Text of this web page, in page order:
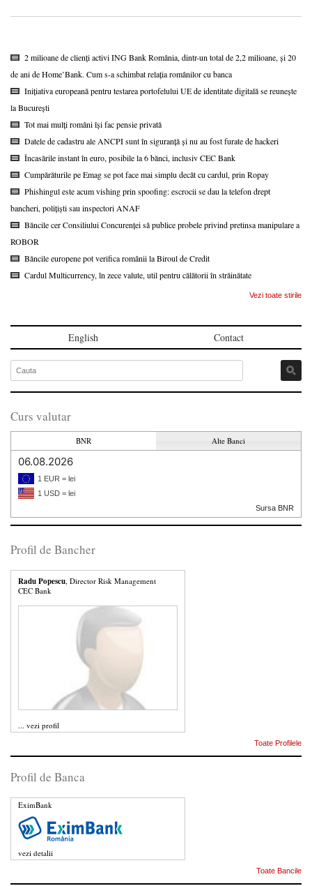
2 milioane de clienți activi ING Bank România, dintr-un total de 2,2 milioane, și 20
de ani de Home’Bank. Cum s-a schimbat relația românilor cu banca
Inițiativa europeană pentru testarea portofelului UE de identitate digitală se reunește
la București
Tot mai mulți români își fac pensie privată
Datele de cadastru ale ANCPI sunt în siguranță și nu au fost furate de hackeri
Încasările instant în euro, posibile la 6 bănci, inclusiv CEC Bank
Cumpărăturile pe Emag se pot face mai simplu decât cu cardul, prin Ropay
Phishingul este acum vishing prin spoofing: escrocii se dau la telefon drept
bancheri, polițiști sau inspectori ANAF
Băncile cer Consiliului Concurenței să publice probele privind pretinsa manipulare a
ROBOR
Băncile europene pot verifica românii la Biroul de Credit
Cardul Multicurrency, în zece valute, util pentru călătorii în străinătate
Vezi toate stirile
English Contact
Curs valutar
BNR Alte Banci
06.08.2026
1 EUR = lei
1 USD = lei
Sursa BNR
Profil de Bancher
Radu Popescu, Director Risk Management
CEC Bank
... vezi profil
Toate Profilele
Profil de Banca
EximBank
vezi detalii
Toate Bancile